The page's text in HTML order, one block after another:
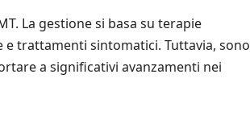
La gestione si basa su terapie
trattamenti sintomatici. Tuttavia, sono
a significativi avanzamenti nei